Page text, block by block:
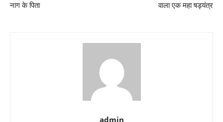
नाग के पिता
वाला एक महा षड्यंत्र
admin